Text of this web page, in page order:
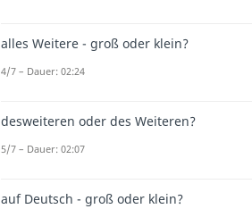
alles Weitere - groß oder klein?
4/7 – Dauer: 02:24
desweiteren oder des Weiteren?
5/7 – Dauer: 02:07
auf Deutsch - groß oder klein?